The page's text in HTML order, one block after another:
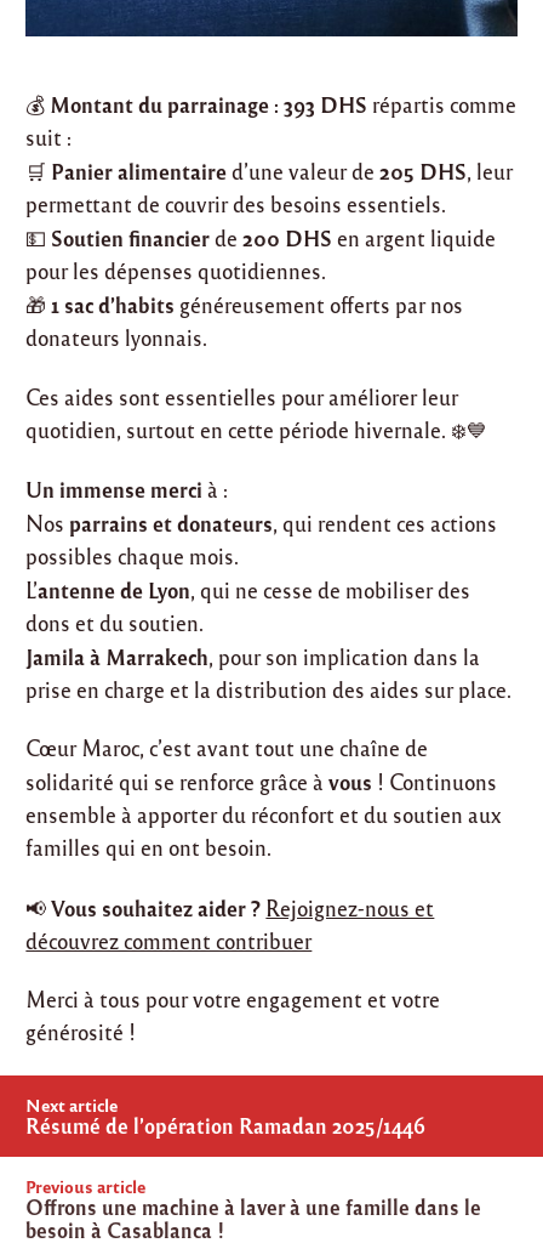
💰 Montant du parrainage : 393 DHS répartis comme
suit :
🛒 Panier alimentaired’une valeur de205 DHS, leur
permettant de couvrir des besoins essentiels.
💵 Soutien financierde200 DHS en argent liquide
pour les dépenses quotidiennes.
🎁1 sac d’habits généreusement offerts par nos
donateurs lyonnais.
Ces aides sont essentielles pour améliorer leur
quotidien, surtout en cette période hivernale. ❄️💙
Un immense merci à :
Nos parrains et donateurs, qui rendent ces actions
possibles chaque mois.
L’antenne de Lyon, qui ne cesse de mobiliser des
dons et du soutien.
Jamila à Marrakech, pour son implication dans la
prise en charge et la distribution des aides sur place.
Cœur Maroc, c’est avant tout une chaîne de
solidarité qui se renforce grâce àvous ! Continuons
ensemble à apporter du réconfort et du soutien aux
familles qui en ont besoin.
📢Vous souhaitez aider ? Rejoignez-nous et
découvrez comment contribuer
Merci à tous pour votre engagement et votre
générosité !
Post
navigation
Previous article
Offrons une machine à laver à une famille dans le
besoin à Casablanca !
Next article
Résumé de l’opération Ramadan 2025/1446